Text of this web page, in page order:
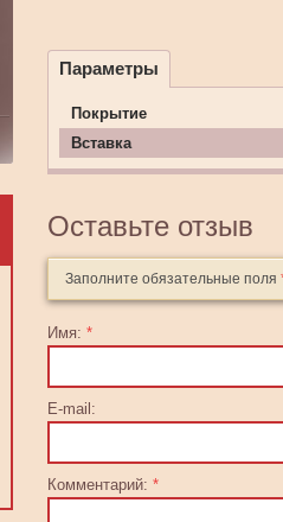
Параметры
Покрытие
Вставка
Оставьте отзыв
Заполните обязательные поля
Имя: *
E-mail:
Комментарий: *